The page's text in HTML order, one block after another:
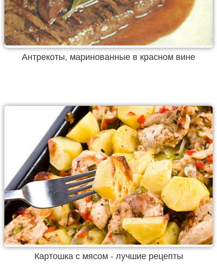
Антрекоты, маринованные в красном вине
Картошка с мясом - лучшие рецепты